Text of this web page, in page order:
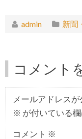
admin 新聞
コメント
メールアドレスが
※ が付いている
コメント ※